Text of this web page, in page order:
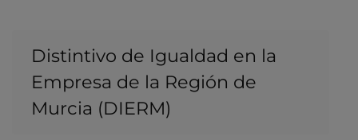
Distintivo de Igualdad en la
Empresa de la Región de
Murcia (DIERM)